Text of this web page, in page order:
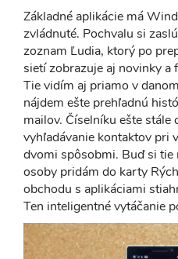
Základné aplikácie má
zvládnuté. Pochvalu si
zoznam Ľudia, ktorý po
sietí zobrazuje aj novinky a
Tie vidím aj priamo v
nájdem ešte prehľadnú
mailov. Číselníku ešte stále
vyhľadávanie kontaktov pri
dvomi spôsobmi. Buď si tie
osoby pridám do karty
obchodu s aplikáciami
Ten inteligentné vytáčanie